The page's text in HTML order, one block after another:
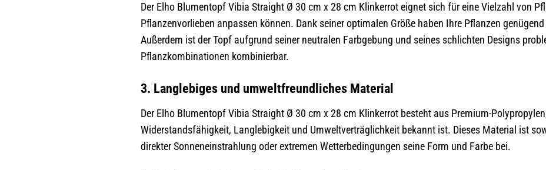
Der Elho Blumentopf Vibia Straight Ø 30 cm x 28 cm Klinkerrot eignet sich für eine Vielzahl von
Pflanzenvorlieben anpassen können. Dank seiner optimalen Größe haben Ihre Pflanzen
Außerdem ist der Topf aufgrund seiner neutralen Farbgebung und seines schlichten Designs
Pflanzkombinationen kombinierbar.
3. Langlebiges und umweltfreundliches Material
Der Elho Blumentopf Vibia Straight Ø 30 cm x 28 cm Klinkerrot besteht aus Premium-
Widerstandsfähigkeit, Langlebigkeit und Umweltverträglichkeit bekannt ist. Dieses Material ist
direkter Sonneneinstrahlung oder extremen Wetterbedingungen seine Form und Farbe bei.